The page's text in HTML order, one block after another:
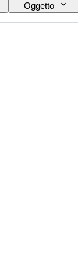
Oggetto
Soggetto